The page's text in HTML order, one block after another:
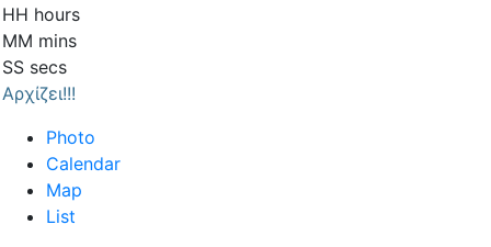
HH hours
MM mins
SS secs
Αρχίζει!!!
Photo
Calendar
Map
List